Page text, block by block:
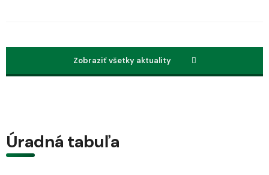
Zobraziť všetky aktuality
Úradná tabuľa